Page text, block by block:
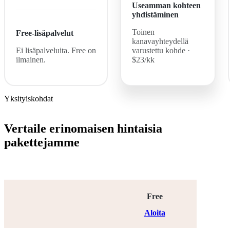
Free-lisäpalvelut
Ei lisäpalveluita. Free on
ilmainen.
Useamman kohteen
yhdistäminen
Toinen
kanavayhteydellä
varustettu kohde ·
$23/kk
Yksityiskohdat
Vertaile erinomaisen hintaisia
pakettejamme
Free
Aloita